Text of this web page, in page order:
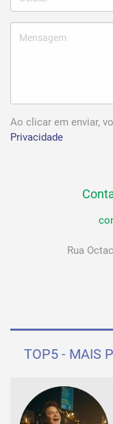
Ao clicar em enviar,
Privacidade
Rua
TOP5 - MAIS